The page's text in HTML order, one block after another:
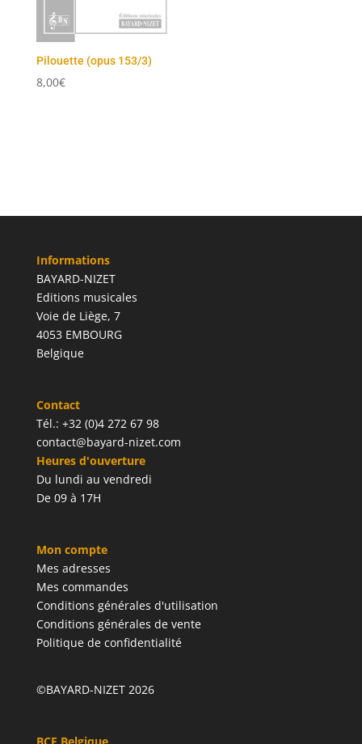
Pilouette (opus 153/3)
8,00€
Informations
BAYARD-NIZET
Editions musicales
Voie de Liège, 7
4053 EMBOURG
Belgique
Contact
Tél.: +32 (0)4 272 67 98
contact@bayard-nizet.com
Heures d'ouverture
Du lundi au vendredi
De 09 à 17H
Mon compte
Mes adresses
Mes commandes
Conditions générales d'utilisation
Conditions générales de vente
Politique de confidentialité
©BAYARD-NIZET 2026